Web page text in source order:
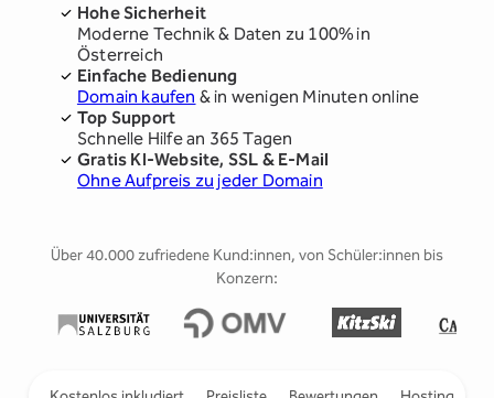
Hohe Sicherheit
Moderne Technik & Daten zu 100% in
Österreich
Einfache Bedienung
Domain kaufen & in wenigen Minuten online
Top Support
Schnelle Hilfe an 365 Tagen
Gratis KI-Website, SSL & E-Mail
Ohne Aufpreis zu jeder Domain
Über 40.000 zufriedene Kund:innen, von Schüler:innen bis
Konzern: